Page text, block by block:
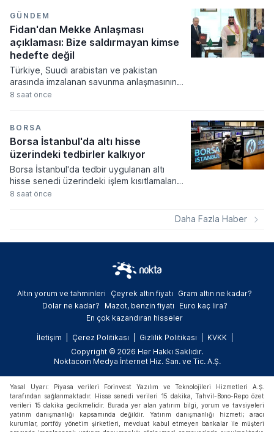
yönelik kapsamlı değişiklikler hayata
geçiyor.
GÜNDEM
Fidan'dan Mekke Anlaşması
açıklaması: Bize saldırmayan kimse
hedefte değil
Türkiye, Suudi arabistan ve pakistan
arasında imzalanan savunma anlaşmasının
teknik detayları dışişleri bakanı hakan fidan
yapısal olarak nato antlaşması'nın kolektif
savunmayı içeren 5. maddesiyle aynı
mahiyette olduğunu ifade etti.
8 saat önce
BORSA
Borsa İstanbul'da altı hisse
üzerindeki tedbirler kalkıyor
Borsa İstanbul'da tedbir uygulanan altı
hisse senedi üzerindeki işlem kısıtlamaları
yeni haftada kademeli olarak kalkıyor.
8 saat önce
Daha Fazla Haber
Altın yorum ve tahminleri Çeyrek altın fiyatı
Gram altın ne kadar?
Dolar ne kadar?
Mazot, benzin fiyatı
Euro kaç lira?
En çok kazandıran hisseler
İletişim Çerez Politikası Gizlilik Politikası
KVKK
Copyright © 2026 Her Hakkı Saklıdır.
Noktacom Medya İnternet Hiz. San. ve Tic. A.Ş.
Yasal Uyarı: Piyasa verileri Forinvest Yazılım ve Teknolojileri Hizmetleri A.Ş.
tarafından sağlanmaktadır. Hisse senedi verileri 15 dakika, Tahvil-Bono-Repo özet
verileri 15 dakika gecikmelidir. Burada yer alan yatırım bilgi, yorum ve tavsiyeleri
yatırım danışmanlığı kapsamında değildir. Yatırım danışmanlığı hizmeti; aracı
kurumlar, portföy yönetim şirketleri, mevduat kabul etmeyen bankalar ile müşteri